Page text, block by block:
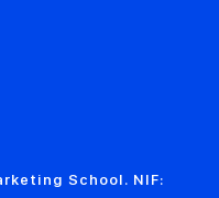
School. NIF: